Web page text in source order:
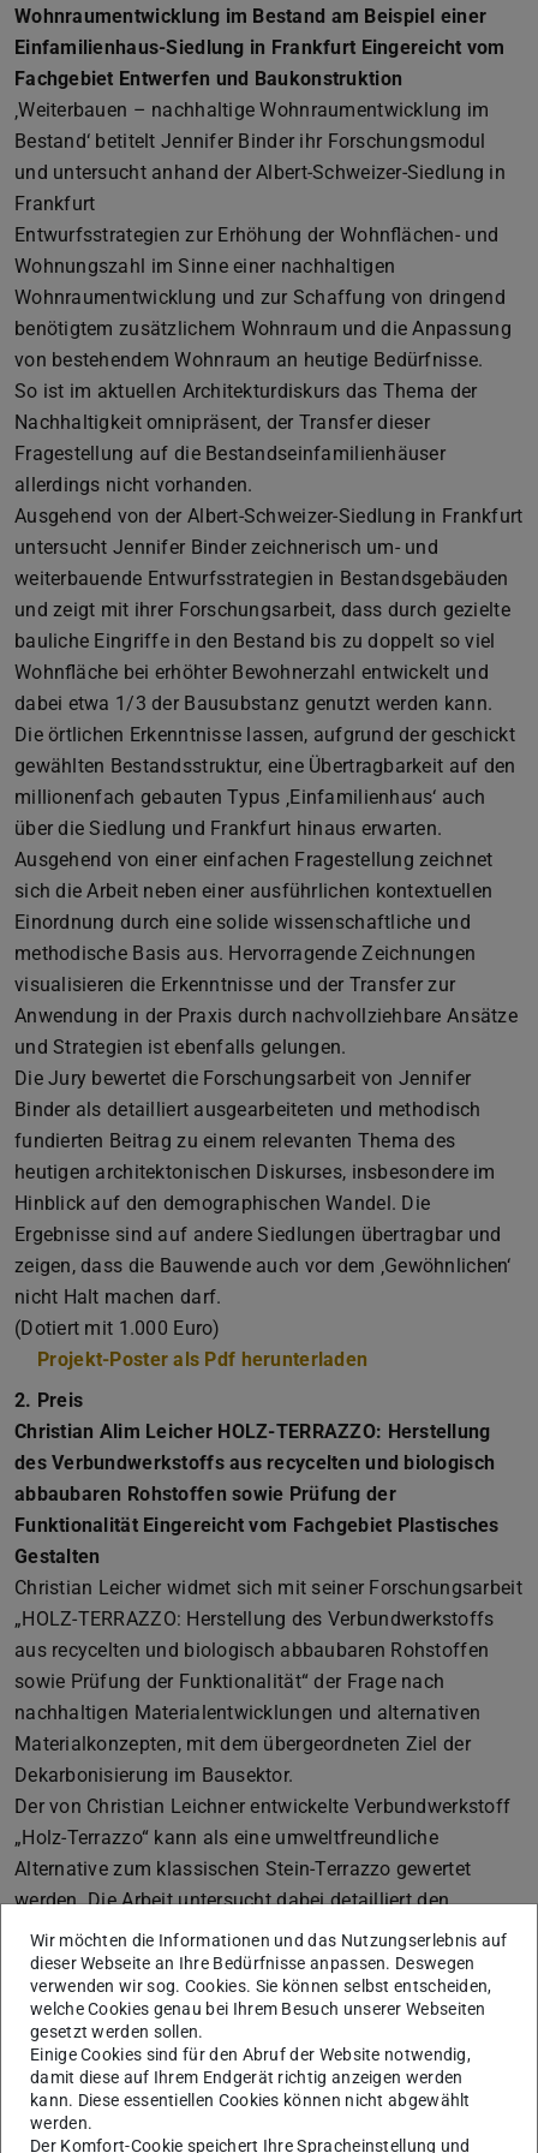
Wohnraumentwicklung im Bestand am Beispiel einer
Einfamilienhaus-Siedlung in Frankfurt Eingereicht vom
Fachgebiet Entwerfen und Baukonstruktion
‚Weiterbauen – nachhaltige Wohnraumentwicklung im
Bestand‘ betitelt Jennifer Binder ihr Forschungsmodul
und untersucht anhand der Albert-Schweizer-Siedlung in
Frankfurt
Entwurfsstrategien zur Erhöhung der Wohnflächen- und
Wohnungszahl im Sinne einer nachhaltigen
Wohnraumentwicklung und zur Schaffung von dringend
benötigtem zusätzlichem Wohnraum und die Anpassung
von bestehendem Wohnraum an heutige Bedürfnisse.
So ist im aktuellen Architekturdiskurs das Thema der
Nachhaltigkeit omnipräsent, der Transfer dieser
Fragestellung auf die Bestandseinfamilienhäuser
allerdings nicht vorhanden.
Ausgehend von der Albert-Schweizer-Siedlung in Frankfurt
untersucht Jennifer Binder zeichnerisch um- und
weiterbauende Entwurfsstrategien in Bestandsgebäuden
und zeigt mit ihrer Forschungsarbeit, dass durch gezielte
bauliche Eingriffe in den Bestand bis zu doppelt so viel
Wohnfläche bei erhöhter Bewohnerzahl entwickelt und
dabei etwa 1/3 der Bausubstanz genutzt werden kann.
Die örtlichen Erkenntnisse lassen, aufgrund der geschickt
gewählten Bestandsstruktur, eine Übertragbarkeit auf den
millionenfach gebauten Typus ‚Einfamilienhaus‘ auch
über die Siedlung und Frankfurt hinaus erwarten.
Ausgehend von einer einfachen Fragestellung zeichnet
sich die Arbeit neben einer ausführlichen kontextuellen
Einordnung durch eine solide wissenschaftliche und
methodische Basis aus. Hervorragende Zeichnungen
visualisieren die Erkenntnisse und der Transfer zur
Anwendung in der Praxis durch nachvollziehbare Ansätze
und Strategien ist ebenfalls gelungen.
Die Jury bewertet die Forschungsarbeit von Jennifer
Binder als detailliert ausgearbeiteten und methodisch
fundierten Beitrag zu einem relevanten Thema des
heutigen architektonischen Diskurses, insbesondere im
Hinblick auf den demographischen Wandel. Die
Ergebnisse sind auf andere Siedlungen übertragbar und
zeigen, dass die Bauwende auch vor dem ‚Gewöhnlichen‘
nicht Halt machen darf.
(Dotiert mit 1.000 Euro)
Projekt-Poster als Pdf herunterladen
2. Preis
Christian Alim Leicher HOLZ-TERRAZZO: Herstellung
des Verbundwerkstoffs aus recycelten und biologisch
abbaubaren Rohstoffen sowie Prüfung der
Funktionalität Eingereicht vom Fachgebiet Plastisches
Gestalten
Christian Leicher widmet sich mit seiner Forschungsarbeit
„HOLZ-TERRAZZO: Herstellung des Verbundwerkstoffs
aus recycelten und biologisch abbaubaren Rohstoffen
sowie Prüfung der Funktionalität“ der Frage nach
nachhaltigen Materialentwicklungen und alternativen
Materialkonzepten, mit dem übergeordneten Ziel der
Dekarbonisierung im Bausektor.
Der von Christian Leichner entwickelte Verbundwerkstoff
„Holz-Terrazzo“ kann als eine umweltfreundliche
Alternative zum klassischen Stein-Terrazzo gewertet
werden. Die Arbeit untersucht dabei detailliert den
Herstellungsprozess sowie die Materialeigenschaften. Die
Ergebnisse der umfangreichen Analyse zu Materialität
und Funktionalität wurden in eigene Versuchsreihen mit
dem Fokus auf der Optimierung der Oberflächenstabilität
durch biologische Oberflächenbehandlungen übertragen.
Die anwendungsnahen Muster überzeugen in ihrer
optischen und haptischen Ästhetik sowie in ihrer
Wir möchten die Informationen und das Nutzungserlebnis auf
dieser Webseite an Ihre Bedürfnisse anpassen. Deswegen
verwenden wir sog. Cookies. Sie können selbst entscheiden,
welche Cookies genau bei Ihrem Besuch unserer Webseiten
gesetzt werden sollen.
Einige Cookies sind für den Abruf der Website notwendig,
damit diese auf Ihrem Endgerät richtig anzeigen werden
kann. Diese essentiellen Cookies können nicht abgewählt
werden.
Der Komfort-Cookie speichert Ihre Spracheinstellung und